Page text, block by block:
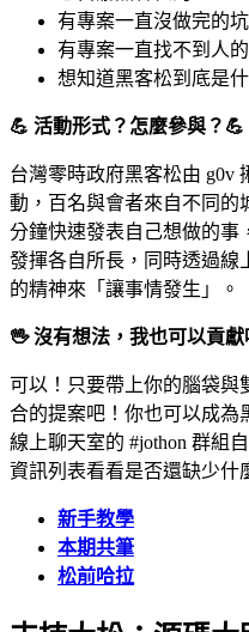
有專案一直沒做完的坑
有專案一直找不到人的
想知道黑客松到底是
💪 活動形式？怎麼參與？ 💪
台灣零時政府黑客松由 g0v
動，百名與會者來自不同的
分鐘快速發表自己想做的事
發揮各自所長，同時透過線
的精神來「讓事情發生」。
🖖沒有想法，我也可以貢獻
可以！只要帶上你的腦袋與
合的提案吧！你也可以成為
線上聊天室的 #jothon 群組
資訊列表看看是否還缺少什
新手教學
本期共筆
松前哈拉